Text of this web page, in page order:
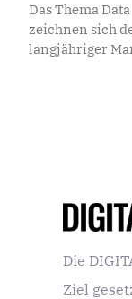
Das Thema
zeichnen sich
langjähriger
Die
Ziel